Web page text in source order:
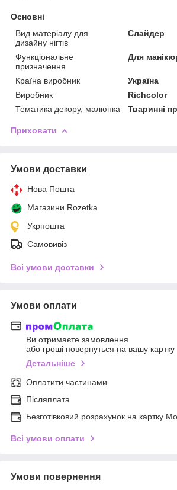
Основні
Вид матеріалу для
дизайну нігтів
Слайдер
Функціональне
призначення
Для
Країна виробник
Україна
Виробник
Richcolor
Тематика декору, малюнка
Тваринні
Приховати
Умови доставки
Нова Пошта
Магазини Rozetka
Укрпошта
Самовивіз
Всі умови доставки
Умови оплати
Ви отримаєте замовлення
або гроші повернуться на вашу картку
Детальніше
Оплатити частинами
Післяплата
Безготівковий розрахунок на картку
Всі умови оплати
Умови повернення